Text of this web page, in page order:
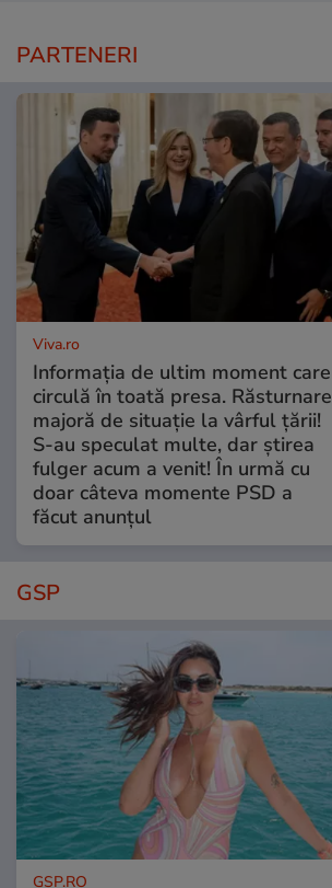
PARTENERI
Viva.ro
Informația de ultim moment care
circulă în toată presa. Răsturnare
majoră de situație la vârful țării!
S-au speculat multe, dar știrea
fulger acum a venit! În urmă cu
doar câteva momente PSD a
făcut anunțul
GSP
GSP.RO